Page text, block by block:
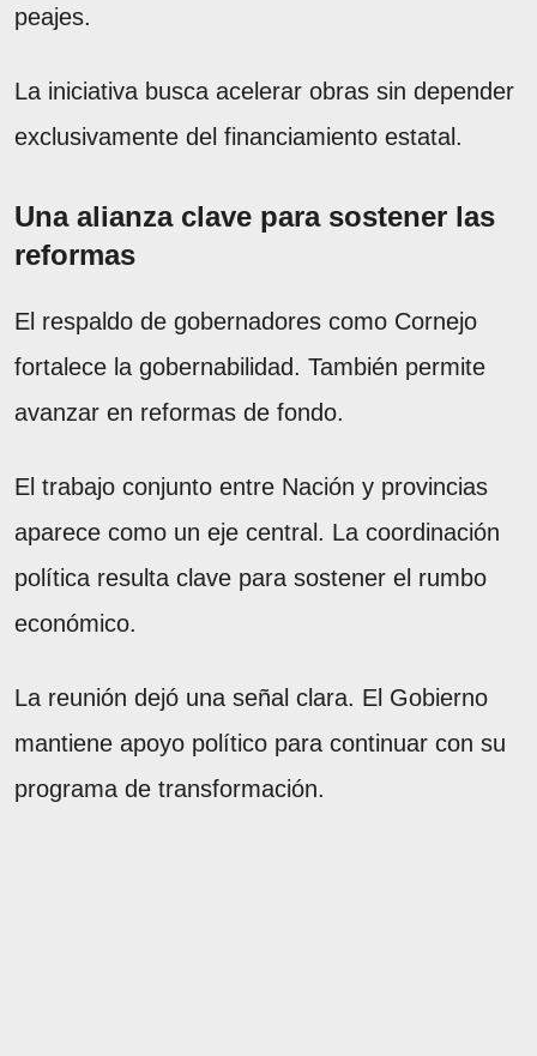
peajes.
La iniciativa busca acelerar obras sin depender
exclusivamente del financiamiento estatal.
Una alianza clave para sostener las
reformas
El respaldo de gobernadores como Cornejo
fortalece la gobernabilidad. También permite
avanzar en reformas de fondo.
El trabajo conjunto entre Nación y provincias
aparece como un eje central. La coordinación
política resulta clave para sostener el rumbo
económico.
La reunión dejó una señal clara. El Gobierno
mantiene apoyo político para continuar con su
programa de transformación.